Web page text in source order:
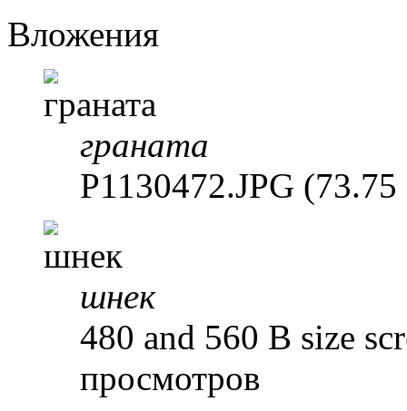
Вложения
граната
P1130472.JPG
шнек
480 and 560 B size
просмотров